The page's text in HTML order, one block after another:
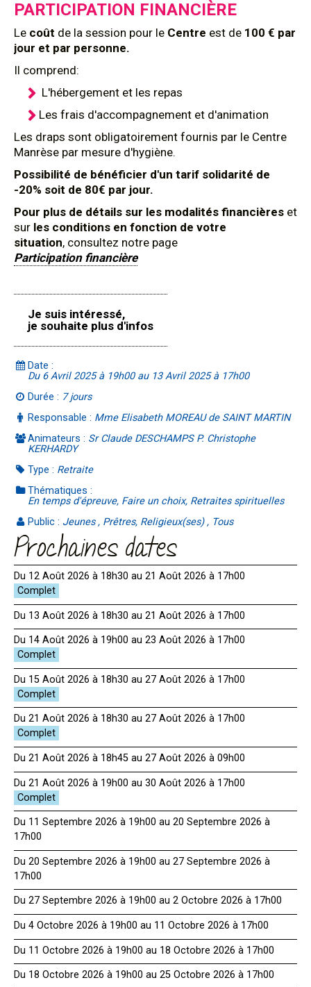
PARTICIPATION FINANCIÈRE
Le coût de la session pour le Centre est de 100 € par
jour et par personne.
Il comprend:
L'hébergement et les repas
Les frais d'accompagnement et d'animation
Les draps sont obligatoirement fournis par le Centre
Manrèse par mesure d'hygiène.
Possibilité de bénéficier d'un tarif solidarité de
-20% soit de 80€ par jour.
Pour plus de détails sur les modalités financières et
sur les conditions en fonction de votre
situation, consultez notre page
Participation financière
Je suis intéressé,
je souhaite plus d'infos
Date :
Du 6 Avril 2025 à 19h00 au 13 Avril 2025 à 17h00
Durée : 7 jours
Responsable : Mme Elisabeth MOREAU de SAINT MARTIN
Animateurs : Sr Claude DESCHAMPS P. Christophe
KERHARDY
Type : Retraite
Thématiques :
En temps d'épreuve, Faire un choix, Retraites spirituelles
Public : Jeunes , Prêtres, Religieux(ses) , Tous
Prochaines dates
Du 12 Août 2026 à 18h30 au 21 Août 2026 à 17h00
Du 13 Août 2026 à 18h30 au 21 Août 2026 à 17h00
Du 14 Août 2026 à 19h00 au 23 Août 2026 à 17h00
Du 15 Août 2026 à 18h30 au 27 Août 2026 à 17h00
Du 21 Août 2026 à 18h30 au 27 Août 2026 à 17h00
Du 21 Août 2026 à 18h45 au 27 Août 2026 à 09h00
Du 21 Août 2026 à 19h00 au 30 Août 2026 à 17h00
Du 11 Septembre 2026 à 19h00 au 20 Septembre 2026 à
17h00
Du 20 Septembre 2026 à 19h00 au 27 Septembre 2026 à
17h00
Du 27 Septembre 2026 à 19h00 au 2 Octobre 2026 à 17h00
Du 4 Octobre 2026 à 19h00 au 11 Octobre 2026 à 17h00
Du 11 Octobre 2026 à 19h00 au 18 Octobre 2026 à 17h00
Du 18 Octobre 2026 à 19h00 au 25 Octobre 2026 à 17h00